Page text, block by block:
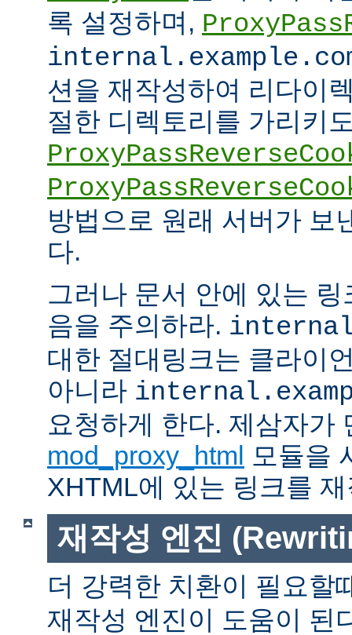
록 설정하며,
션을 재작성하여 리다이
절한 디렉토리를 가리키
방법으로 원래 서버가 보
다.
그러나 문서 안에 있는
음을 주의하라.
대한 절대링크는 클라이
아니라
요청하게 한다. 제삼자가
mod_proxy_html 모듈을
XHTML에 있는 링크를
재작성 엔진
더 강력한 치환이 필요할
재작성 엔진이 도움이 된